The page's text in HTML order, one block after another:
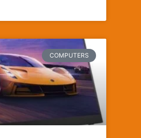
COMPUTERS